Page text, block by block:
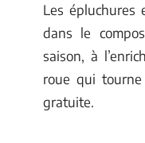
Les épluchures
dans le
saison, à
roue qui
gratuite.